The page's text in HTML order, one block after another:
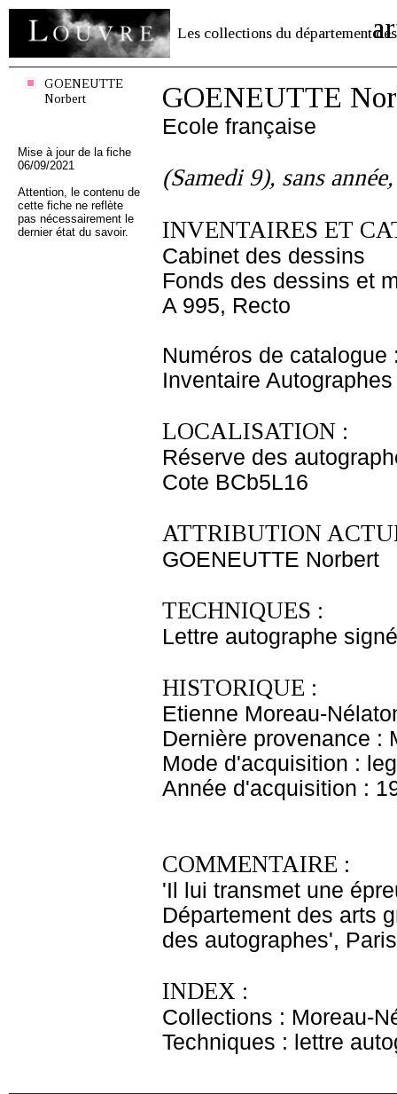
Les collections du département des
GOENEUTTE
Norbert
Mise à jour de la fiche
06/09/2021
Attention, le contenu de
cette fiche ne reflète
pas nécessairement le
dernier état du savoir.
GOENEUTTE
Ecole française
(Samedi 9), sans
INVENTAIRES ET
Cabinet des dessins
Fonds des dessins et
A 995, Recto
Numéros de catalogue
Inventaire
LOCALISATION :
Réserve des
Cote BCb5L16
ATTRIBUTION
GOENEUTTE Norbert
TECHNIQUES :
Lettre autographe
HISTORIQUE :
Etienne Moreau-
Dernière provenance :
Mode d'acquisition :
Année d'acquisition :
COMMENTAIRE :
'Il lui transmet une
Département des arts
des autographes',
INDEX :
Collections : Moreau-
Techniques : lettre